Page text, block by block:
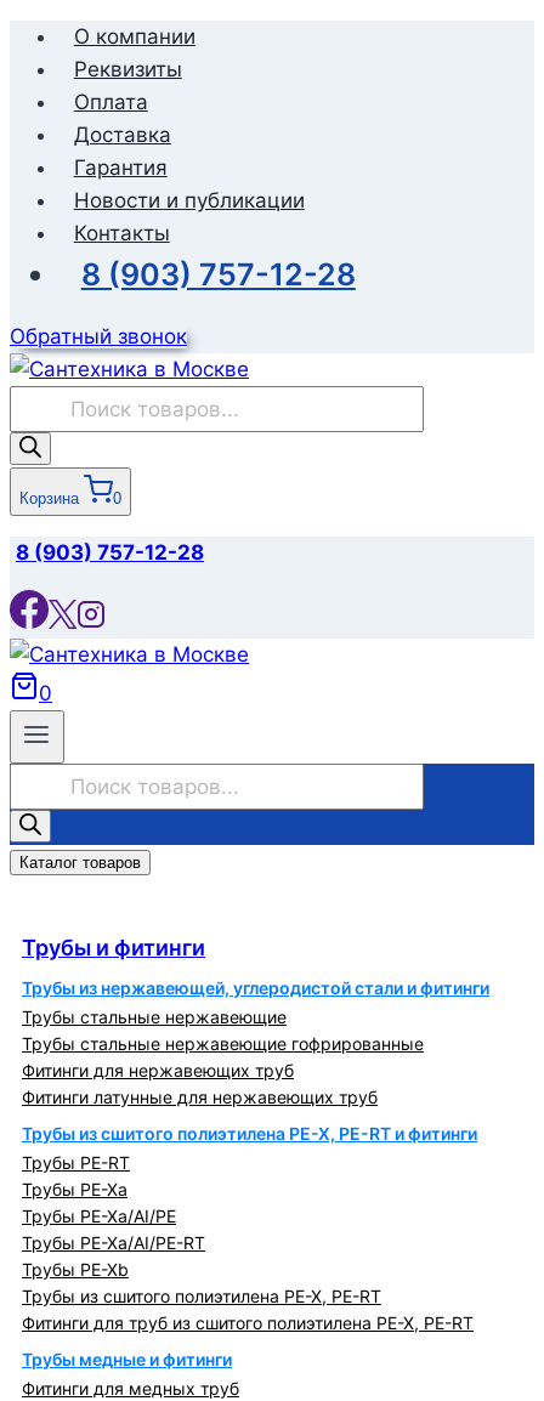
Перейти
содержимому
О компании
Реквизиты
Оплата
Доставка
Гарантия
Новости и публикации
Контакты
8 (903) 757-12-28
Обратный звонок
товаров
Корзина 0
8 (903) 757-12-28
0
товаров
Каталог товаров
Трубы и фитинги
Трубы из нержавеющей, углеродистой стали и фитинги
Трубы стальные нержавеющие
Трубы стальные нержавеющие гофрированные
Фитинги для нержавеющих труб
Фитинги латунные для нержавеющих труб
Трубы из сшитого полиэтилена PE-X, PE-RT и фитинги
Трубы PE-RT
Трубы PE-Xa
Трубы PE-Xa/AI/PE
Трубы PE-Xa/AI/PE-RT
Трубы PE-Xb
Трубы из сшитого полиэтилена PE-X, PE-RT
Фитинги для труб из сшитого полиэтилена PE-X, PE-RT
Трубы медные и фитинги
Фитинги для медных труб